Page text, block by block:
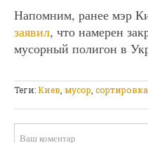
Напомним, ранее мэр
заявил, что намерен
мусорный полигон в
Теги:Киев мусор сортировка